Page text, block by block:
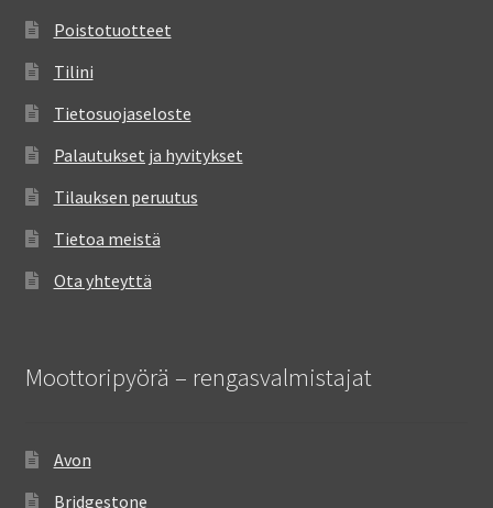
Poistotuotteet
Tilini
Tietosuojaseloste
Palautukset ja hyvitykset
Tilauksen peruutus
Tietoa meistä
Ota yhteyttä
Moottoripyörä – rengasvalmistajat
Avon
Bridgestone